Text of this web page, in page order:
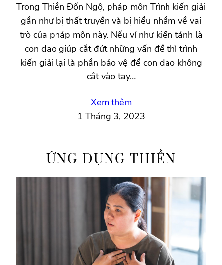
Trong Thiền Đốn Ngộ, pháp môn Trình kiến giải
gần như bị thất truyền và bị hiểu nhầm về vai
trò của pháp môn này. Nếu ví như kiến tánh là
con dao giúp cắt đứt những vấn đề thì trình
kiến giải lại là phần bảo vệ để con dao không
cắt vào tay…
Xem thêm
1 Tháng 3, 2023
ỨNG DỤNG THIỀN